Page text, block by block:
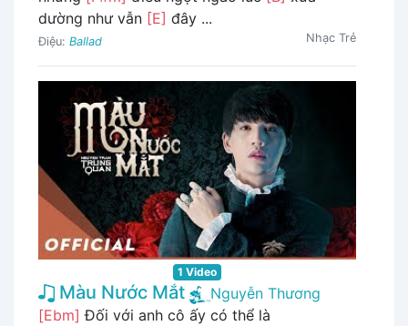
dường như vẫn [E] đây ...
Điệu: Ballad Nhạc Trẻ
1 Video
Màu Nước Mắt
Nguyễn Thương
[Ebm] Đối với anh cô ấy có thể là